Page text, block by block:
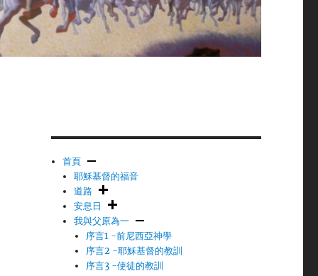
首頁
耶穌基督的福音
道路
安息日
我與父原為一
序言1 -前尼西亞神學
序言2 -耶穌基督的教訓
序言3 -使徒的教訓